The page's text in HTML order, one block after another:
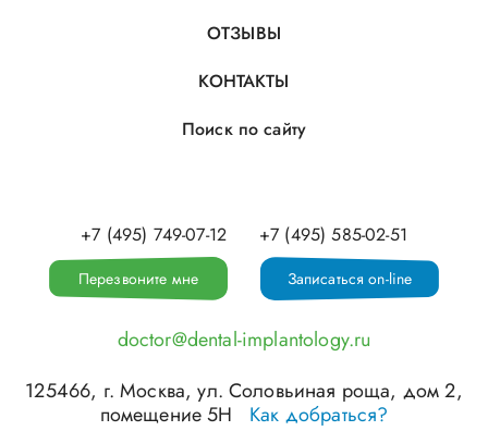
ОТЗЫВЫ
КОНТАКТЫ
Поиск по сайту
+7 (495) 749-07-12 +7 (495) 585-02-51
Перезвоните мне Записаться on-line
doctor@dental-implantology.ru
125466, г.Москва,ул. Соловьиная роща, дом 2,
помещение 5Н
Как добраться?